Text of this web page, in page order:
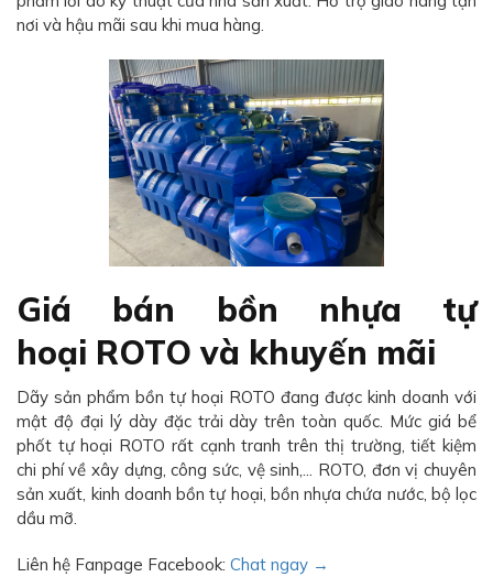
nơi và hậu mãi sau khi mua hàng.
Giá bán bồn nhựa tự
hoại ROTO và khuyến mãi
Dãy sản phẩm bồn tự hoại ROTO đang được kinh doanh với
mật độ đại lý dày đặc trải dày trên toàn quốc. Mức giá bể
phốt tự hoại ROTO rất cạnh tranh trên thị trường, tiết kiệm
chi phí về xây dựng, công sức, vệ sinh,... ROTO, đơn vị chuyên
sản xuất, kinh doanh bồn tự hoại, bồn nhựa chứa nước, bộ lọc
dầu mỡ.
Liên hệ Fanpage Facebook: Chat ngay →